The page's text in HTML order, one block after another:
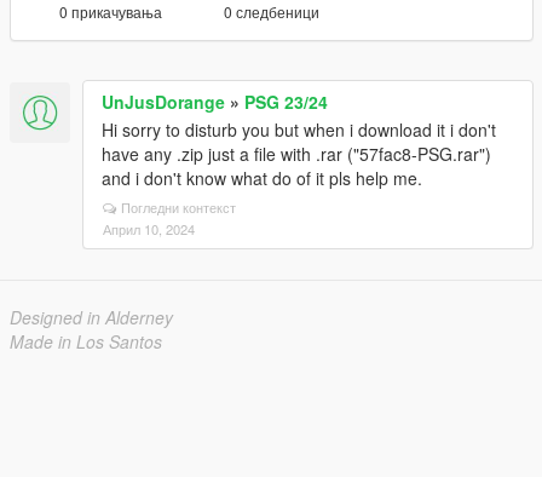
0 прикачувања 0 следбеници
UnJusDorange » PSG 23/24
Hi sorry to disturb you but when i download it i don't
have any .zip just a file with .rar ("57fac8-PSG.rar")
and i don't know what do of it pls help me.
Погледни контекст
Април 10, 2024
Designed in Alderney
Made in Los Santos